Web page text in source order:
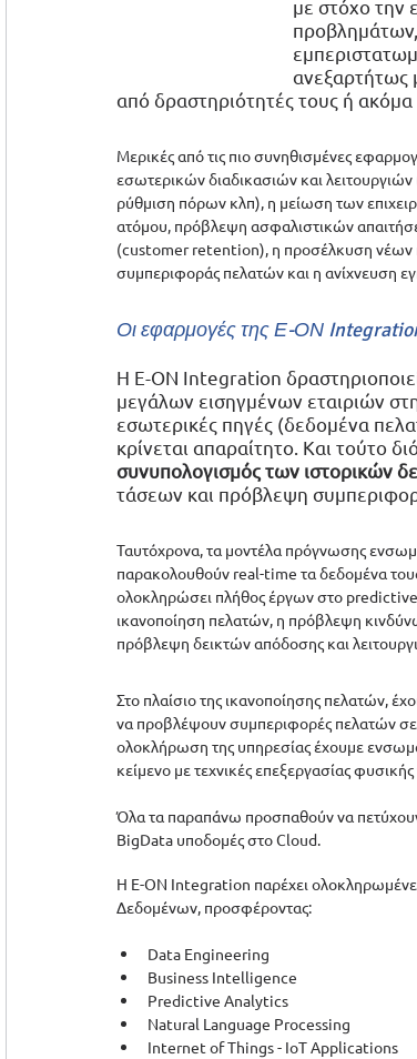
με στόχο την
ανεξαρτήτως
από δραστηριότητές τους ή
Μερικές από τις πιο συνηθισμένες
εσωτερικών διαδικασιών και
ρύθμιση πόρων κλπ), η μείωση των
ατόμου, πρόβλεψη ασφαλιστικών
(customer retention), η προσέλκυση νέων
συμπεριφοράς πελατών και η ανίχνευση
Οι εφαρμογές της Ε-ΟΝ
H E-ON Integration
μεγάλων εισηγμένων εταιριών
εσωτερικές πηγές (δεδομένα
κρίνεται απαραίτητο. Και τούτο
συνυπολογισμός των ιστορικών
τάσεων και πρόβλεψη
Ταυτόχρονα, τα μοντέλα πρόγνωσης
παρακολουθούν real-time τα δεδομένα
ολοκληρώσει πλήθος έργων στο
ικανοποίηση πελατών, η πρόβλεψη
πρόβλεψη δεικτών απόδοσης και
Στο πλαίσιο της ικανοποίησης πελατών,
να προβλέψουν συμπεριφορές πελατών σε
ολοκλήρωση της υπηρεσίας έχουμε
κείμενο με τεχνικές επεξεργασίας
Όλα τα παραπάνω προσπαθούν να
BigData υποδομές στο Cloud.
Η E-ON Integration παρέχει
Δεδομένων, προσφέροντας:
Data Engineering
Business Intelligence
Predictive Analytics
Natural Language Processing
Internet of Things - IoT Applications